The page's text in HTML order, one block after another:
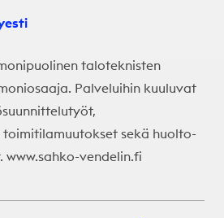
taloteknisten
Palveluihin kuuluvat
toimitilamuutokset sekä huolto-
www.sahko-vendelin.fi